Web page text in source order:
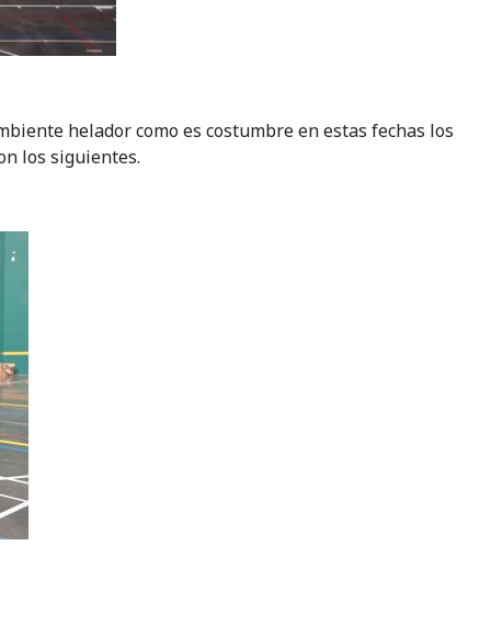
helador como es costumbre en estas fechas los
los siguientes.